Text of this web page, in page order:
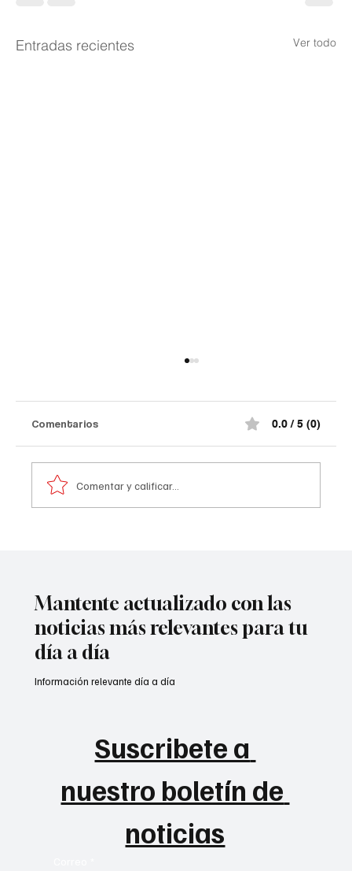
Entradas recientes Ver todo
terr0r1st@ de la madrugada
¡Impactante! Así quedó el comando de la
información preliminar, la explosión estuvo
acompañada por ráf@g@s
Comentarios 0.0 / 5 (0)
Comentar y calificar...
Mantente actualizado con las
noticias más relevantes para tu
día a día
Suscribete a
nuestro boletín de
noticias
Información relevante día a día